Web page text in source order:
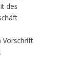
des
Vorschrift